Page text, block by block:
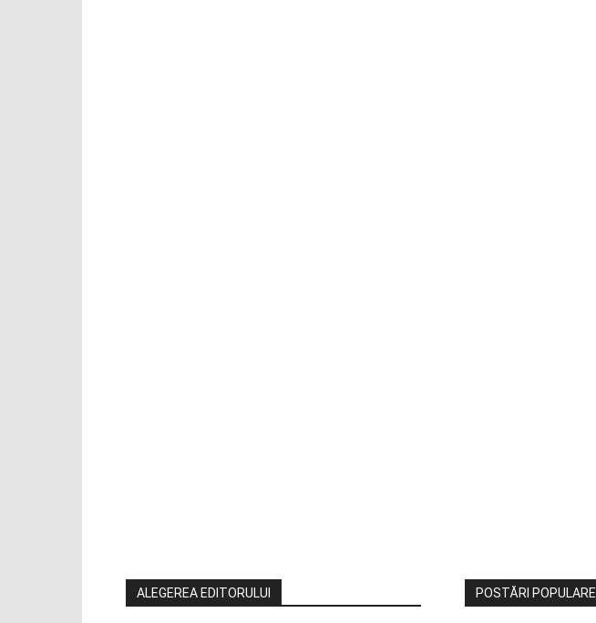
ALEGEREA EDITORULUI POSTĂRI POPULARE